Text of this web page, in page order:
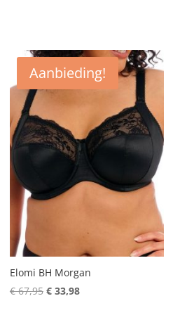
Aanbieding!
Elomi BH Morgan
€67,95 Oorspronkelijke
€33,98Huidige